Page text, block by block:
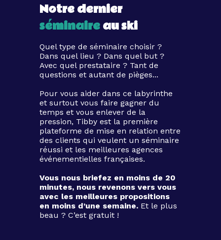
Notre dernier
séminaireau ski
Quel type de séminaire choisir ?
Dans quel lieu ? Dans quel but ?
Avec quel prestataire ? Tant de
questions et autant de pièges...
Pour vous aider dans ce labyrinthe
et surtout vous faire gagner du
temps et vous enlever de la
pression, Tibby est la première
plateforme de mise en relation entre
des clients qui veulent un séminaire
réussi et les meilleures agences
événementielles françaises.
Vous nous briefez en moins de 20
minutes, nous revenons vers vous
avec les meilleures propositions
en moins d’une semaine. Et le plus
beau ? C’est gratuit !